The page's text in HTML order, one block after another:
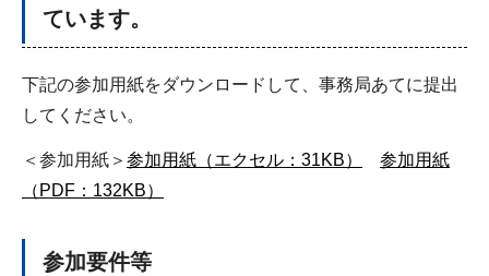
ています。
下記の参加用紙をダウンロードして、事務局あてに提出
してください。
＜参加用紙＞ 参加用紙（エクセル：31KB）
参加用紙
（PDF：132KB）
参加要件等